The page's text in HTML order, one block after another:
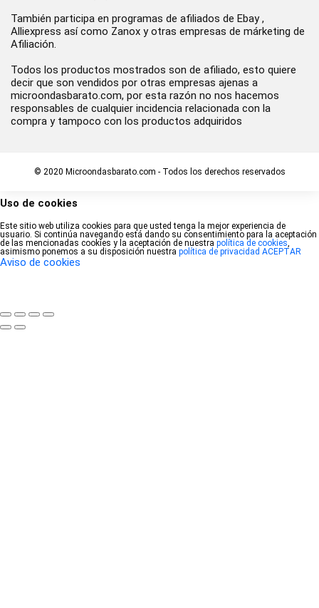
También participa en programas de afiliados de Ebay ,
Alliexpress así como Zanox y otras empresas de márketing de
Afiliación.
Todos los productos mostrados son de afiliado, esto quiere
decir que son vendidos por otras empresas ajenas a
microondasbarato.com, por esta razón no nos hacemos
responsables de cualquier incidencia relacionada con la
compra y tampoco con los productos adquiridos
© 2020 Microondasbarato.com - Todos los derechos reservados
Uso de cookies
Este sitio web utiliza cookies para que usted tenga la mejor experiencia de
usuario. Si continúa navegando está dando su consentimiento para la aceptación
de las mencionadas cookies y la aceptación de nuestra política de cookies,
asimismo ponemos a su disposición nuestra política de privacidad ACEPTAR
Aviso de cookies